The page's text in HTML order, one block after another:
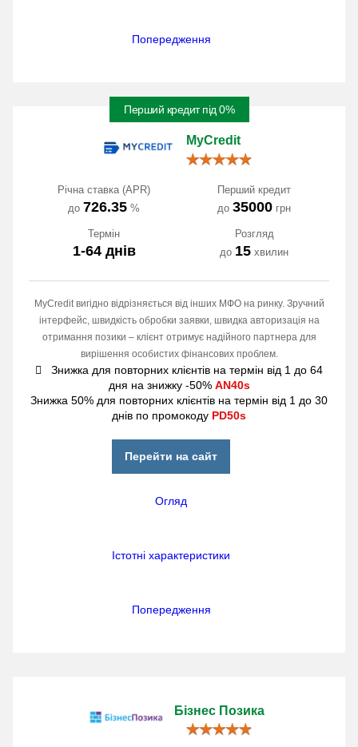
Попередження
Перший кредит під 0%
MyCredit
Річна ставка (APR)
до 726.35 %
Перший кредит
до 35000 грн
Термін
1-64 днів
Розгляд
до 15 хвилин
MyCredit вигідно відрізняється від інших МФО на ринку. Зручний
інтерфейс, швидкість обробки заявки, швидка авторизація на
отримання позики – клієнт отримує надійного партнера для
вирішення особистих фінансових проблем.
Знижка для повторних клієнтів на термін від 1 до 64
дня на знижку -50% AN40s
Знижка 50% для повторних клієнтів на термін від 1 до 30
днів по промокоду PD50s
Перейти на сайт
Огляд
Істотні характеристики
Попередження
Бізнес Позика